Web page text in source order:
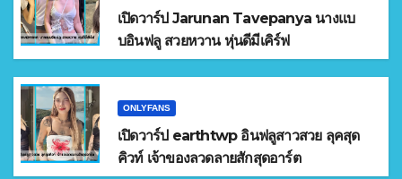
เปิดวาร์ป Jarunan Tavepanya นางแบ
บอินฟลู สวยหวาน หุ่นดีมีเคิร์ฟ
ONLYFANS
เปิดวาร์ป earthtwp อินฟลูสาวสวย ลุคสุด
คิวท์ เจ้าของลวดลายสักสุดอาร์ต